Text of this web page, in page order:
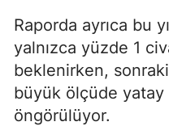
Raporda ayrıca bu
yalnızca yüzde 1
beklenirken,
büyük ölçüde
öngörülüyor.